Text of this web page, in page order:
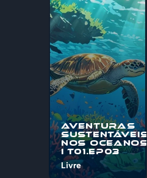
Aventuras
Sustentáveis
nos Oceanos
I T01.EP03
Livre